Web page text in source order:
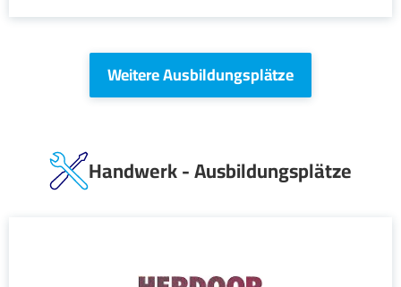
Weitere Ausbildungsplätze
Handwerk - Ausbildungsplätze